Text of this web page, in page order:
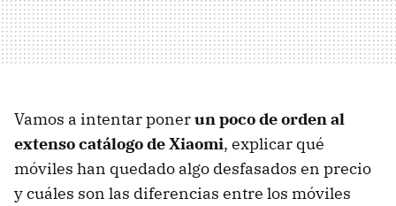
Vamos a intentar ponerun poco de orden al
extenso catálogo de Xiaomi, explicar qué
móviles han quedado algo desfasados en precio
y cuáles son las diferencias entre los móviles